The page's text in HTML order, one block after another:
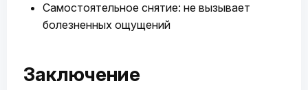
Самостоятельное снятие: не вызывает
болезненных ощущений
Заключение